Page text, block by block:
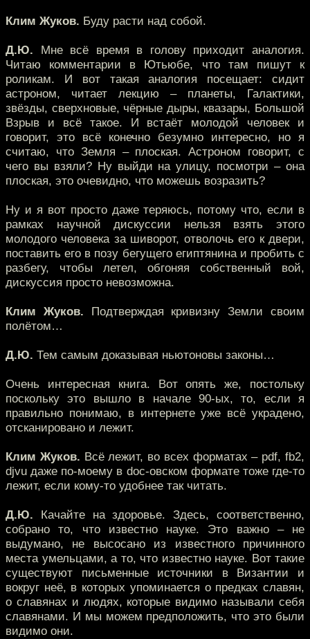
Клим Жуков. Буду расти над собой.
Д.Ю. Мне всё время в голову приходит аналогия.
Читаю комментарии в Ютьюбе, что там пишут к
роликам. И вот такая аналогия посещает: сидит
астроном, читает лекцию – планеты, Галактики,
звёзды, сверхновые, чёрные дыры, квазары, Большой
Взрыв и всё такое. И встаёт молодой человек и
говорит, это всё конечно безумно интересно, но я
считаю, что Земля – плоская. Астроном говорит, с
чего вы взяли? Ну выйди на улицу, посмотри – она
плоская, это очевидно, что можешь возразить?
Ну и я вот просто даже теряюсь, потому что, если в
рамках научной дискуссии нельзя взять этого
молодого человека за шиворот, отволочь его к двери,
поставить его в позу бегущего египтянина и пробить с
разбегу, чтобы летел, обгоняя собственный вой,
дискуссия просто невозможна.
Клим Жуков. Подтверждая кривизну Земли своим
полётом…
Д.Ю. Тем самым доказывая ньютоновы законы…
Очень интересная книга. Вот опять же, постольку
поскольку это вышло в начале 90-ых, то, если я
правильно понимаю, в интернете уже всё украдено,
отсканировано и лежит.
Клим Жуков. Всё лежит, во всех форматах – pdf, fb2,
djvu даже по-моему в doc-овском формате тоже где-то
лежит, если кому-то удобнее так читать.
Д.Ю. Качайте на здоровье. Здесь, соответственно,
собрано то, что известно науке. Это важно – не
выдумано, не высосано из известного причинного
места умельцами, а то, что известно науке. Вот такие
существуют письменные источники в Византии и
вокруг неё, в которых упоминается о предках славян,
о славянах и людях, которые видимо называли себя
славянами. И мы можем предположить, что это были
видимо они.